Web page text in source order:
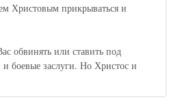
Христовым прикрываться и
обвинять или ставить под
боевые заслуги. Но Христос и